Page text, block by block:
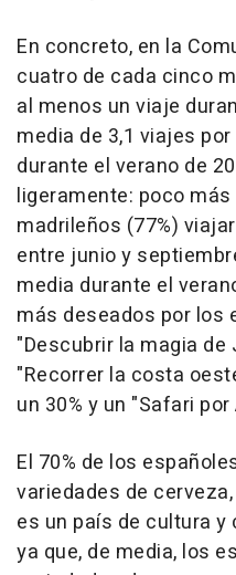
En concreto, en la
cuatro de cada cinco
al menos un viaje
media de 3,1 viajes
durante el verano de
ligeramente: poco
madrileños (77%)
entre junio y
media durante el
más deseados por los
"Descubrir la magia de
"Recorrer la costa
un 30% y un "Safari
El 70% de los
variedades de
es un país de cultura
ya que, de media, los